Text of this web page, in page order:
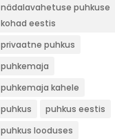
nädalavahetuse puhkuse
kohad eestis
privaatne puhkus
puhkemaja
puhkemaja kahele
puhkus
puhkus eestis
puhkus looduses